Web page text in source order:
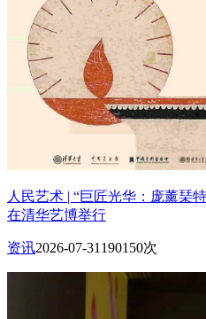
人民艺术 | “巨匠光华：庞薰琹
在清华艺博举行
资讯2026-07-31 190150次